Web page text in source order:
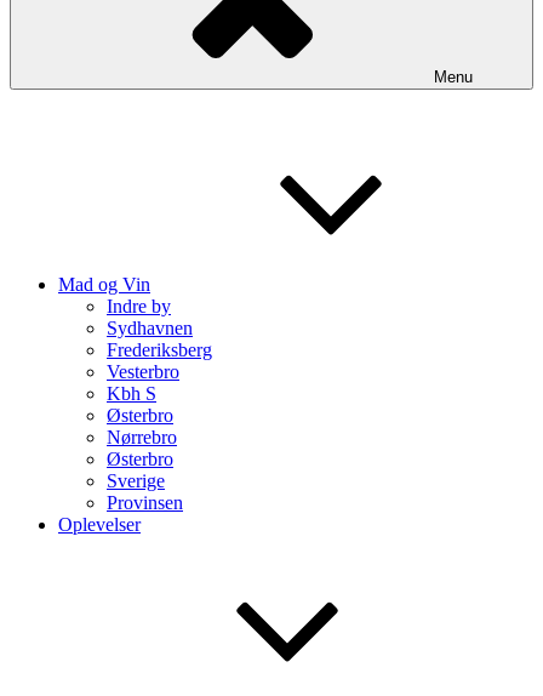
Menu
Mad og Vin
Indre by
Sydhavnen
Frederiksberg
Vesterbro
Kbh S
Østerbro
Nørrebro
Østerbro
Sverige
Provinsen
Oplevelser